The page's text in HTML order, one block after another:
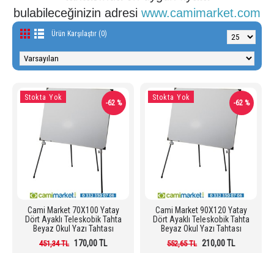
bulabileceğinizin adresi www.camimarket.com
Ürün Karşılaştır (0)
-62 %
Stokta Yok
Cami Market 70X100 Yatay
Dört Ayaklı Teleskobik Tahta
Beyaz Okul Yazı Tahtası
451,34 TL 170,00 TL
-62 %
Stokta Yok
Cami Market 90X120 Yatay
Dört Ayaklı Teleskobik Tahta
Beyaz Okul Yazı Tahtası
552,65 TL 210,00 TL